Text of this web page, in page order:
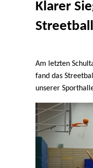
Klarer
Am letzten
fand das
unserer